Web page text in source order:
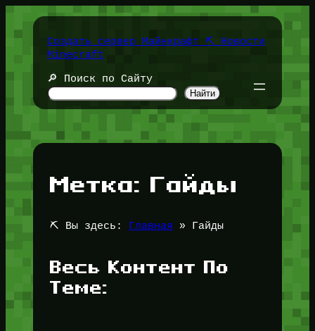
содержимомуСоздать сервер Майнкрафт ⛏️ Новости
Minecraft
🔎 Поиск по Сайту
Найти
Метка: Гайды
⛏️ Вы здесь: Главная » Гайды
Весь Контент По
Теме: